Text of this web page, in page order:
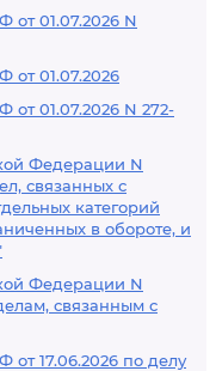
01.07.2026 N
от 01.07.2026
01.07.2026 N 272-
Федерации N
связанных с
категорий
в обороте, и
Федерации N
связанным с
17.06.2026 по делу